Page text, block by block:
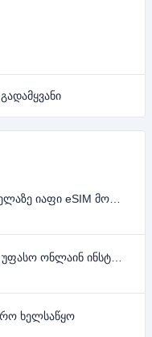
ხელსაწყო